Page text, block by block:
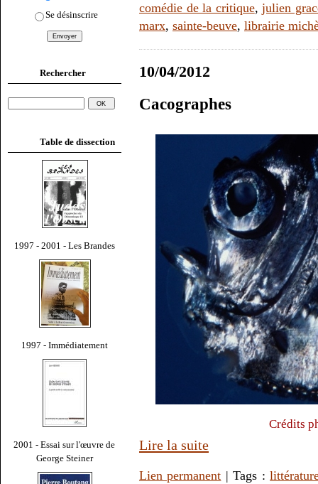
Se désinscrire
Rechercher
Table de dissection
1997 - 2001 - Les Brandes
1997 - Immédiatement
2001 - Essai sur l'œuvre de
George Steiner
comédie de la critique,julien
marx, sainte-beuve, librairie
10/04/2012
Cacographes
Crédits
Lire la suite
Lien permanent | Tags :